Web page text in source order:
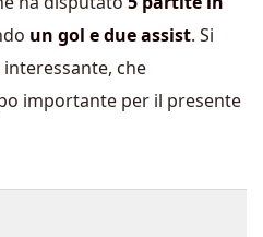
un gol e due assist. Si
che
importante per il presente